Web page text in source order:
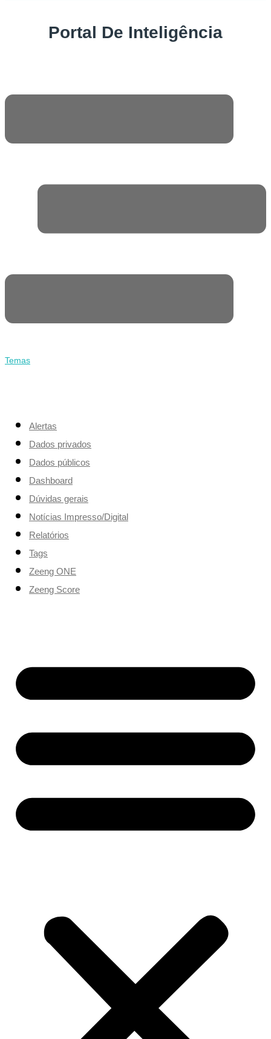
Portal De Inteligência
Temas
Alertas
Dados privados
Dados públicos
Dashboard
Dúvidas gerais
Notícias Impresso/Digital
Relatórios
Tags
Zeeng ONE
Zeeng Score